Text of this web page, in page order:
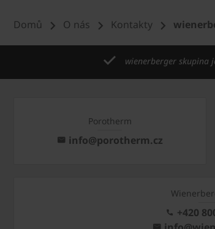
Domů O nás Kontakty
wienerberger skupina
Porotherm
info@porotherm.cz
+420